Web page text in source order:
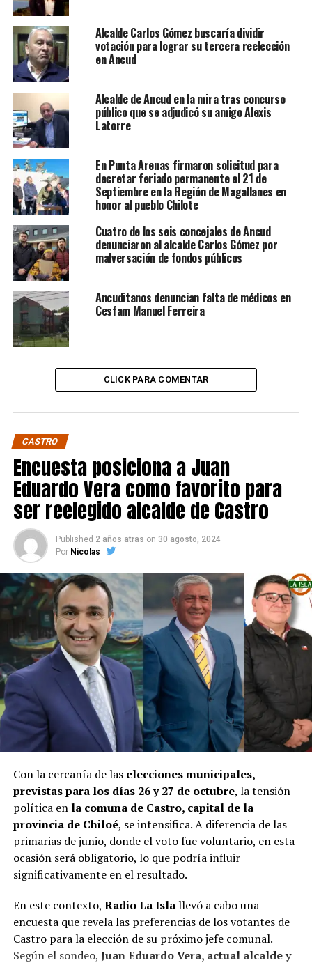
Alcalde Carlos Gómez buscaría dividir
votación para lograr su tercera reelección
en Ancud
Alcalde de Ancud en la mira tras concurso
público que se adjudicó su amigo Alexis
Latorre
En Punta Arenas firmaron solicitud para
decretar feriado permanente el 21 de
Septiembre en la Región de Magallanes en
honor al pueblo Chilote
Cuatro de los seis concejales de Ancud
denunciaron al alcalde Carlos Gómez por
malversación de fondos públicos
Ancuditanos denuncian falta de médicos en
Cesfam Manuel Ferreira
CLICK PARA COMENTAR
CASTRO
Encuesta posiciona a Juan
Eduardo Vera como favorito para
ser reelegido alcalde de Castro
Published 2 años atras on 30 agosto, 2024
Por Nicolas
Con la cercanía de las elecciones municipales,
previstas para los días 26 y 27 de octubre, la tensión
política en la comuna de Castro, capital de la
provincia de Chiloé, se intensifica. A diferencia de las
primarias de junio, donde el voto fue voluntario, en esta
ocasión será obligatorio, lo que podría influir
significativamente en el resultado.
En este contexto, Radio La Islallevó a cabo una
encuesta que revela las preferencias de los votantes de
Castro para la elección de su próximo jefe comunal.
Según el sondeo, Juan Eduardo Vera, actual alcalde y